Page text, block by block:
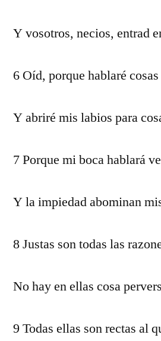
Y vosotros, necios, entrad
6 Oíd, porque hablaré
Y abriré mis labios para
7 Porque mi boca hablará
Y la impiedad abominan
8 Justas son todas las
No hay en ellas cosa
9 Todas ellas son rectas al